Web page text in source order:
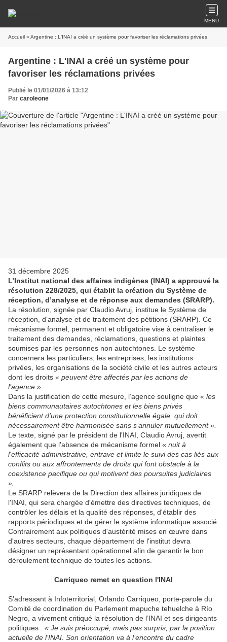
MENU
Accueil » Argentine : L'INAI a créé un système pour favoriser les réclamations privées
Argentine : L'INAI a créé un système pour
favoriser les réclamations privées
Publié le 01/01/2026 à 13:12
Par caroleone
31 décembre 2025
L’Institut national des affaires indigènes (INAI) a approuvé la
résolution 228/2025, qui établit la création du Système de
réception, d’analyse et de réponse aux demandes (SRARP).
La résolution, signée par Claudio Avruj, institue le Système de
réception, d’analyse et de traitement des pétitions (SRARP). Ce
mécanisme formel, permanent et obligatoire vise à centraliser le
traitement des demandes, réclamations, questions et plaintes
soumises par les personnes non autochtones. Le système
concernera les particuliers, les entreprises, les institutions
privées, les organisations de la société civile et les autres acteurs
dont les droits « peuvent être affectés par les actions de
l’agence »
Dans la justification de cette mesure, l’agence souligne que « les
biens communautaires autochtones et les biens privés
bénéficient d’une protection constitutionnelle égale, qui doit
nécessairement être harmonisée sans s’annuler mutuellement ».
Le texte, signé par le président de l'INAI, Claudio Avruj, avertit
également que l'absence de mécanisme formel « nuit à
l'efficacité administrative, entrave et limite le suivi des cas liés aux
conflits ou aux affrontements de droits qui font obstacle à la
coexistence pacifique ou qui motivent des poursuites judiciaires
».
Le SRARP relèvera de la Direction des affaires juridiques de
l'INAI, qui sera chargée d'émettre des directives techniques, de
contrôler les délais et la qualité des réponses, d'établir des
rapports périodiques et de gérer le système informatique associé.
Contrairement aux politiques d'austérité mises en œuvre dans
d'autres secteurs, chaque département de l'institut devra
désigner un représentant opérationnel afin de garantir le bon
déroulement technique de toutes les actions.
Carriqueo remet en question l'INAI
S’adressant à Infoterritorial, Orlando Carriqueo, porte-parole du
Comité de coordination du Parlement mapuche tehuelche à Río
Negro, a vivement critiqué la résolution de l’INAI et ses dirigeants
politiques : « Je suis préoccupé, mais pas surpris, par la position
actuelle de l’INAI. Son orientation va à l’encontre du cadre